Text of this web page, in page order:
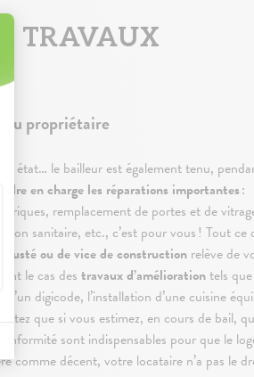
TRAVAUX
du propriétaire
état… le bailleur est également tenu,
en charge les réparations importantes:
remplacement de portes et de
sanitaire, etc., c’est pour vous ! Tout ce
ou de vice de construction relève de
le cas des travaux d’améliorationtels
digicode, l’installation d’une cuisine
que si vous estimez, en cours de bail,
sont indispensables pour que le
comme décent, votre locataire n’a pas le